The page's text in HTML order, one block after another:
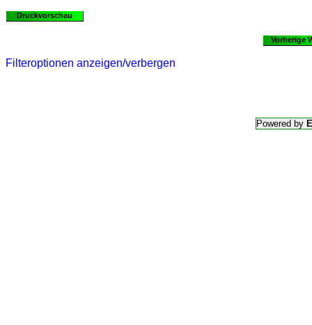
Druckvorschau
Vorherige
Filteroptionen anzeigen/verbergen
Powered by